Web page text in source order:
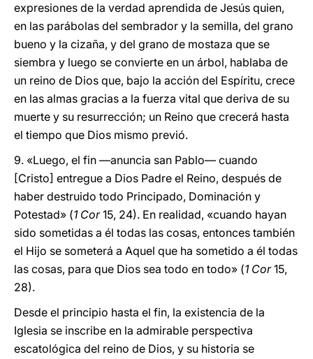
expresiones de la verdad aprendida de Jesús quien,
en las parábolas del sembrador y la semilla, del grano
bueno y la cizaña, y del grano de mostaza que se
siembra y luego se convierte en un árbol, hablaba de
un reino de Dios que, bajo la acción del Espíritu, crece
en las almas gracias a la fuerza vital que deriva de su
muerte y su resurrección; un Reino que crecerá hasta
el tiempo que Dios mismo previó.
9. «Luego, el fin ―anuncia san Pablo― cuando
[Cristo] entregue a Dios Padre el Reino, después de
haber destruido todo Principado, Dominación y
Potestad» (1 Cor15, 24). En realidad, «cuando hayan
sido sometidas a él todas las cosas, entonces también
el Hijo se someterá a Aquel que ha sometido a él todas
las cosas, para que Dios sea todo en todo» (1 Cor15,
28).
Desde el principio hasta el fin, la existencia de la
Iglesia se inscribe en la admirable perspectiva
escatológica del reino de Dios, y su historia se